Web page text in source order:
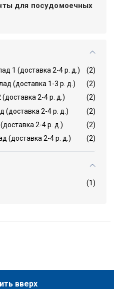
для посудомоечных
1 (доставка 2-4 р. д.)
(2)
(доставка 1-3 р. д.)
(2)
2-4 р. д.)
(2)
(доставка 2-4 р. д.)
(2)
2-4 р. д.)
(2)
(доставка 2-4 р. д.)
(2)
(1)
вверх